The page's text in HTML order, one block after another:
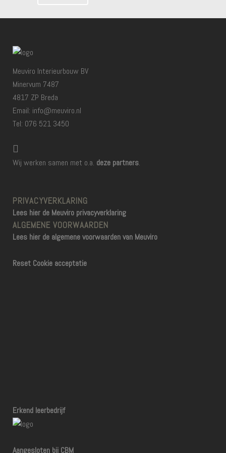
Meuviro Interieurbouw BV
Minervum 7487
4817 ZP Breda
Email: info@meuviro.nl
Tel: 076 521 3450
Wij werken samen met o.a. deze partners.
PRIVACYVERKLARING
Lees hier de Meuviro privacyverklaring
ALGEMENE VOORWAARDEN
Lees hier de algemene voorwaarden van Meuviro
Reset Cookie acceptatie
Erkend leerbedrijf
Aangesloten bij CBM